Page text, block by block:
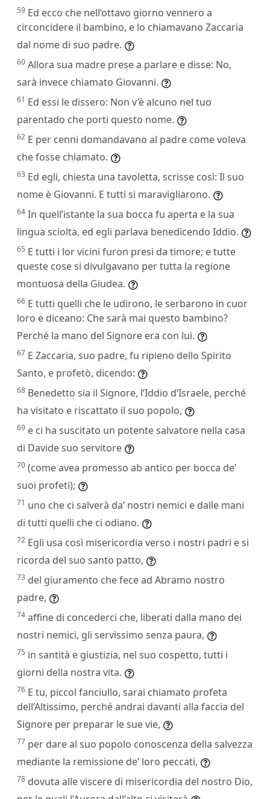
59 Ed ecco che nell’ottavo giorno vennero a
circoncidere il bambino, e lo chiamavano Zaccaria
dal nome di suo padre.
60 Allora sua madre prese a parlare e disse: No,
sarà invece chiamato Giovanni.
61 Ed essi le dissero: Non v’è alcuno nel tuo
parentado che porti questo nome.
62 E per cenni domandavano al padre come voleva
che fosse chiamato.
63 Ed egli, chiesta una tavoletta, scrisse così: Il suo
nome è Giovanni. E tutti si maravigliarono.
64 In quell’istante la sua bocca fu aperta e la sua
lingua sciolta, ed egli parlava benedicendo Iddio.
65 E tutti i lor vicini furon presi da timore; e tutte
queste cose si divulgavano per tutta la regione
montuosa della Giudea.
66 E tutti quelli che le udirono, le serbarono in cuor
loro e diceano: Che sarà mai questo bambino?
Perché la mano del Signore era con lui.
67 E Zaccaria, suo padre, fu ripieno dello Spirito
Santo, e profetò, dicendo:
68 Benedetto sia il Signore, l’Iddio d’Israele, perché
ha visitato e riscattato il suo popolo,
69 e ci ha suscitato un potente salvatore nella casa
di Davide suo servitore
70 (come avea promesso ab antico per bocca de’
suoi profeti);
71 uno che ci salverà da’ nostri nemici e dalle mani
di tutti quelli che ci odiano.
72 Egli usa così misericordia verso i nostri padri e si
ricorda del suo santo patto,
73 del giuramento che fece ad Abramo nostro
padre,
74 affine di concederci che, liberati dalla mano dei
nostri nemici, gli servissimo senza paura,
75 in santità e giustizia, nel suo cospetto, tutti i
giorni della nostra vita.
76 E tu, piccol fanciullo, sarai chiamato profeta
dell’Altissimo, perché andrai davanti alla faccia del
Signore per preparar le sue vie,
77 per dare al suo popolo conoscenza della salvezza
mediante la remissione de’ loro peccati,
78 dovuta alle viscere di misericordia del nostro Dio,